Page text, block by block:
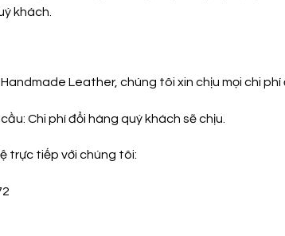
khách.
Leather, chúng tôi xin chịu mọi chi
Chi phí đổi hàng quý khách sẽ chịu.
trực tiếp với chúng tôi: